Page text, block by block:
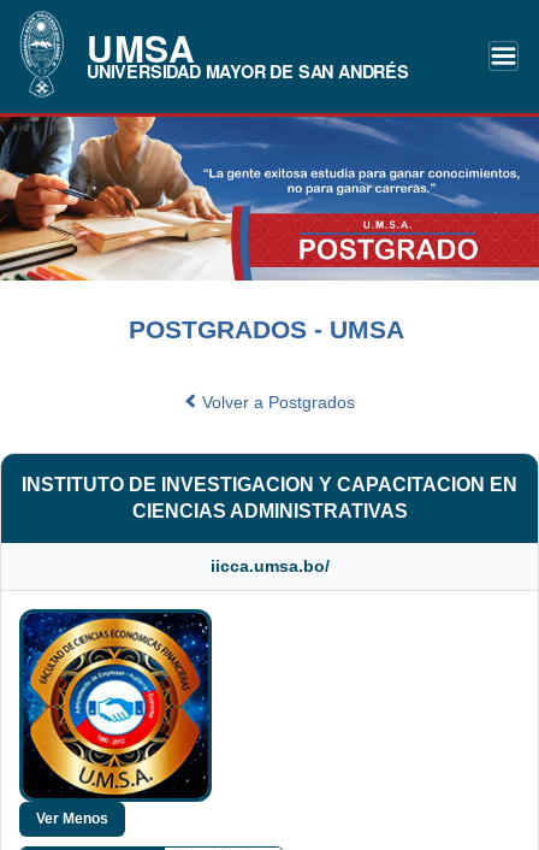
UMSA
UNIVERSIDAD MAYOR DE SAN ANDRÉS
POSTGRADOS - UMSA
Volver a Postgrados
INSTITUTO DE INVESTIGACION Y CAPACITACION EN
CIENCIAS ADMINISTRATIVAS
iicca.umsa.bo/